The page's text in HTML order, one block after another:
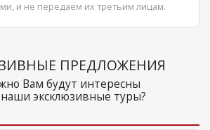
и не передаем их третьим лицам.
ПРЕДЛОЖЕНИЯ
Вам будут интересны
эксклюзивные туры?